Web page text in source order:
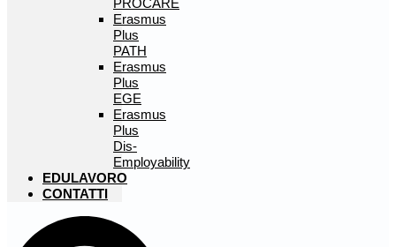
PROCARE
Erasmus
Plus
PATH
Erasmus
Plus
EGE
Erasmus
Plus
Dis-
Employability
EDULAVORO
CONTATTI